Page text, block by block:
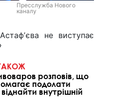
Пресслужба Нового
каналу
не виступає
розповів, що
подолати
внутрішній